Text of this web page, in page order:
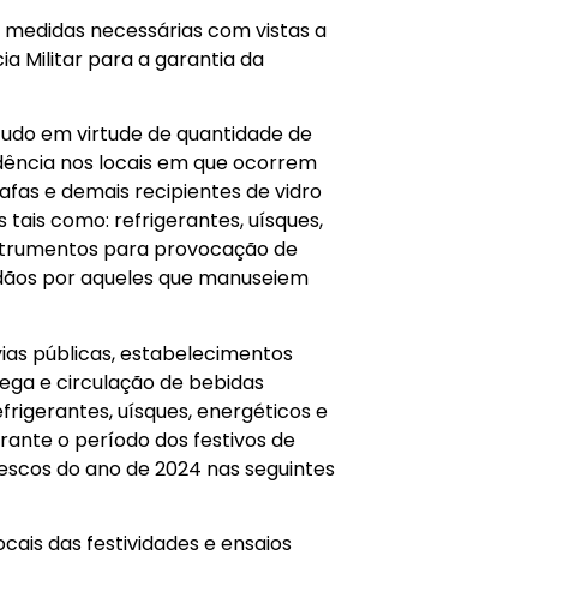
necessárias com vistas a
Militar para a garantia da
em virtude de quantidade de
nos locais em que ocorrem
e demais recipientes de vidro
como: refrigerantes, uísques,
para provocação de
por aqueles que manuseiem
públicas, estabelecimentos
e circulação de bebidas
uísques, energéticos e
o período dos festivos de
do ano de 2024 nas seguintes
das festividades e ensaios